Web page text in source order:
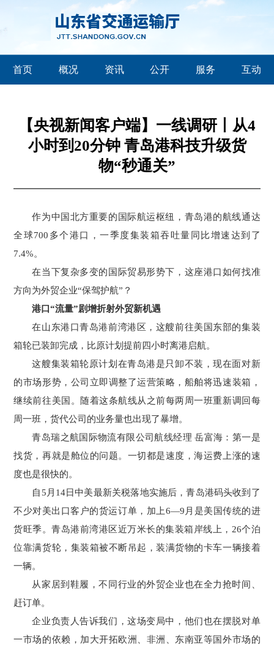
首页 概况 资讯 公开 服务 互动
【央视新闻客户端】一线调研丨从4
小时到20分钟 青岛港科技升级货
物“秒通关”
作为中国北方重要的国际航运枢纽，青岛港的航线通达
全球700多个港口，一季度集装箱吞吐量同比增速达到了
7.4%。
在当下复杂多变的国际贸易形势下，这座港口如何找准
方向为外贸企业“保驾护航”？
港口“流量”剧增折射外贸新机遇
在山东港口青岛港前湾港区，这艘前往美国东部的集装
箱轮已装卸完成，比原计划提前四小时离港启航。
这艘集装箱轮原计划在青岛港是只卸不装，现在面对新
的市场形势，公司立即调整了运营策略，船舶将迅速装箱，
继续前往美国。随着这条航线从之前每两周一班重新调回每
周一班，货代公司的业务量也出现了暴增。
青岛瑞之航国际物流有限公司航线经理 岳富海：第一是
找货，再就是舱位的问题。一切都是速度，海运费上涨的速
度也是很快的。
自5月14日中美最新关税落地实施后，青岛港码头收到了
不少对美出口客户的货运订单，加上6—9月是美国传统的进
货旺季。青岛港前湾港区近万米长的集装箱岸线上，26个泊
位靠满货轮，集装箱被不断吊起，装满货物的卡车一辆接着
一辆。
从家居到鞋履，不同行业的外贸企业也在全力抢时间、
赶订单。
企业负责人告诉我们，这场变局中，他们也在摆脱对单
一市场的依赖，加大开拓欧洲、非洲、东南亚等国外市场的